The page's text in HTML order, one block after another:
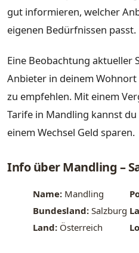
gut informieren, welcher
eigenen Bedürfnissen passt.
Eine Beobachtung aktueller
Anbieter in deinem
zu empfehlen. Mit einem
Tarife in Mandling kannst
einem Wechsel Geld sparen.
Info über Mandling –
Name: Mandling
Bundesland: Salzburg
Land: Österreich